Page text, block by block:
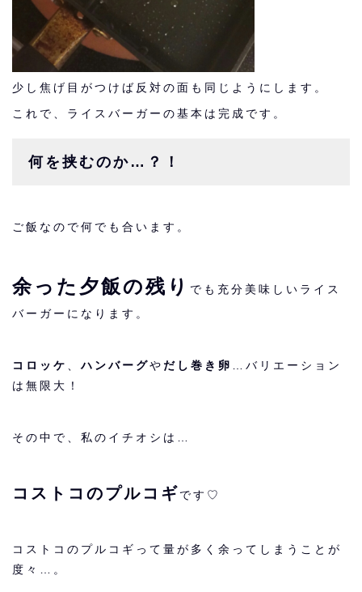
少し焦げ目がつけば反対の面も同じようにします。
これで、ライスバーガーの基本は完成です。
何を挟むのか…？！
ご飯なので何でも合います。
余った夕飯の残り
でも充分美味しいライス
バーガーになります。
コロッケ 、ハンバーグや だし巻き卵
…バリエーション
は無限大！
その中で、私のイチオシは…
コストコのプルコギです♡
コストコのプルコギって量が多く余ってしまうことが
度々…。